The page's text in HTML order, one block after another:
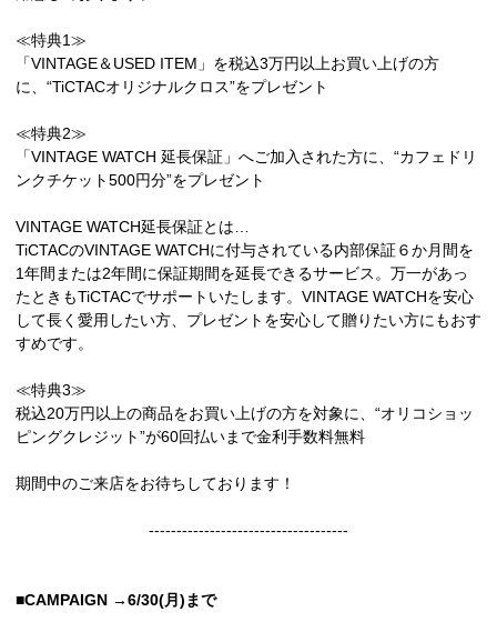
≪特典1≫
「VINTAGE＆USED ITEM」を税込3万円以上お買い上げの方
に、“TiCTACオリジナルクロス”をプレゼント
≪特典2≫
「VINTAGE WATCH 延長保証」へご加入された方に、“カフェドリ
ンクチケット500円分”をプレゼント
VINTAGE WATCH延長保証とは…
TiCTACのVINTAGE WATCHに付与されている内部保証６か月間を
1年間または2年間に保証期間を延長できるサービス。万一があっ
たときもTiCTACでサポートいたします。VINTAGE WATCHを安心
して長く愛用したい方、プレゼントを安心して贈りたい方にもおす
すめです。
≪特典3≫
税込20万円以上の商品をお買い上げの方を対象に、“オリコショッ
ピングクレジット”が60回払いまで金利手数料無料
期間中のご来店をお待ちしております！
------------------------------------
■CAMPAIGN →6/30(月)まで